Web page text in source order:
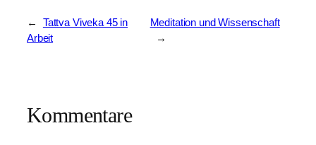
←
Tattva Viveka 45 in
Arbeit
Meditation und Wissenschaft
→
Kommentare